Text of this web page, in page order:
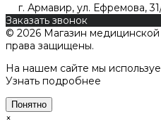
г. Армавир, ул. Ефремова,
Заказать звонок
© 2026 Магазин
права защищены.
На нашем сайте мы
Узнать подробнее
Понятно
×